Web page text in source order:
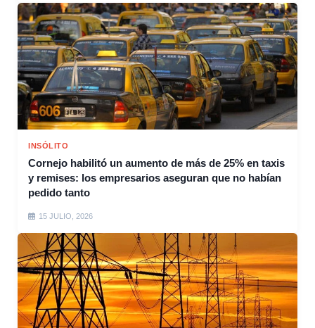
INSÓLITO
Cornejo habilitó un aumento de más de 25% en taxis
y remises: los empresarios aseguran que no habían
pedido tanto
15 JULIO, 2026